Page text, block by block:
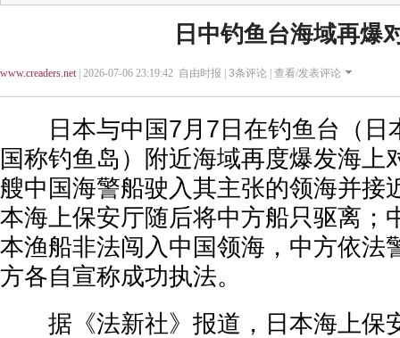
日中钓鱼台海域再爆
www.creaders.net| 2026-07-06 23:19:42 自由时报 | 3条评论 | 查看/发表评论
日本与中国7月7日在钓鱼台（日
国称钓鱼岛）附近海域再度爆发海上
艘中国海警船驶入其主张的领海并接
本海上保安厅随后将中方船只驱离；
本渔船非法闯入中国领海，中方依法
方各自宣称成功执法。
据《法新社》报道，日本海上保